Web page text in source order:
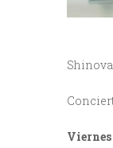
Shinova.
Viernes